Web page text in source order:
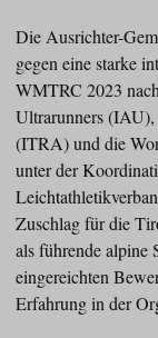
Die Ausrichter-
gegen eine starke
WMTRC 2023
Ultrarunners
(ITRA) und die
unter der
Zuschlag für die
als führende alpine
eingereichten
Erfahrung in der